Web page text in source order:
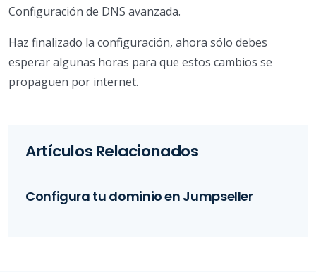
Configuración de DNS avanzada.
Haz finalizado la configuración, ahora sólo debes
esperar algunas horas para que estos cambios se
propaguen por internet.
Artículos Relacionados
Configura tu dominio en Jumpseller